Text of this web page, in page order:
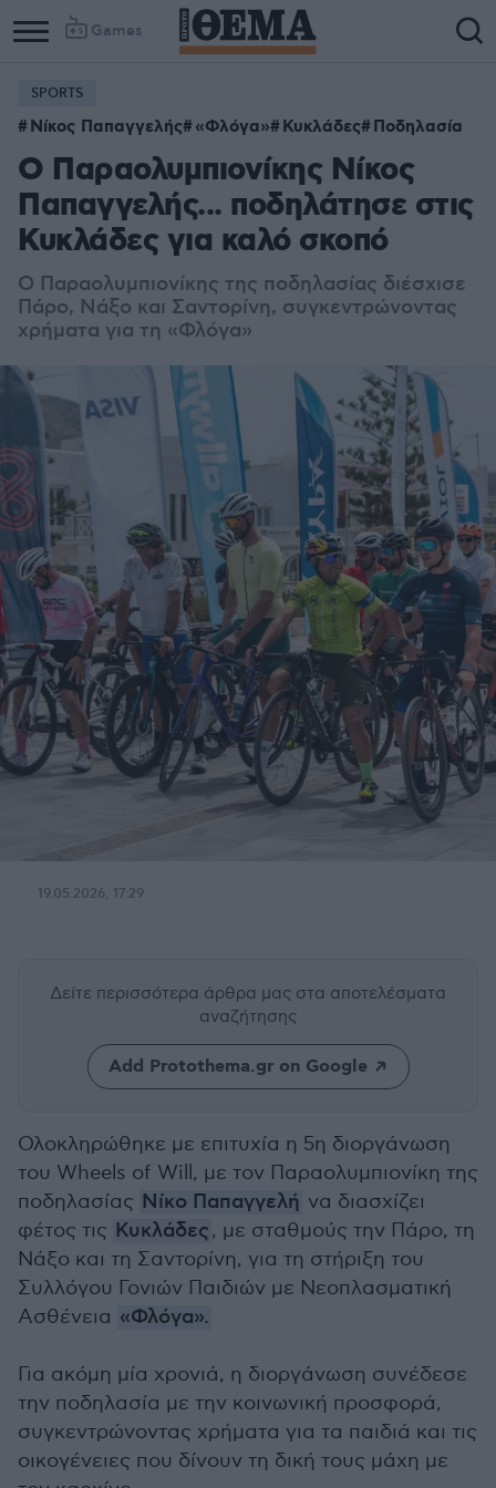
Games
SPORTS
Νίκος Παπαγγελής «Φλόγα» Κυκλάδες Ποδηλασία
Ο Παραολυμπιονίκης Νίκος
Παπαγγελής... ποδηλάτησε στις
Κυκλάδες για καλό σκοπό
Ο Παραολυμπιονίκης της ποδηλασίας διέσχισε
Πάρο, Νάξο και Σαντορίνη, συγκεντρώνοντας
χρήματα για τη «Φλόγα»
19.05.2026, 17:29
Δείτε περισσότερα άρθρα μας στα αποτελέσματα
αναζήτησης
Add Protothema.gr on Google
Ολοκληρώθηκε με επιτυχία η 5η διοργάνωση
του Wheels of Will, με τον Παραολυμπιονίκη της
ποδηλασίας Νίκο Παπαγγελή να διασχίζει
φέτος τις Κυκλάδες, με σταθμούς την Πάρο, τη
Νάξο και τη Σαντορίνη, για τη στήριξη του
Συλλόγου Γονιών Παιδιών με Νεοπλασματική
Ασθένεια «Φλόγα».
Για ακόμη μία χρονιά, η διοργάνωση συνέδεσε
την ποδηλασία με την κοινωνική προσφορά,
συγκεντρώνοντας χρήματα για τα παιδιά και τις
οικογένειες που δίνουν τη δική τους μάχη με